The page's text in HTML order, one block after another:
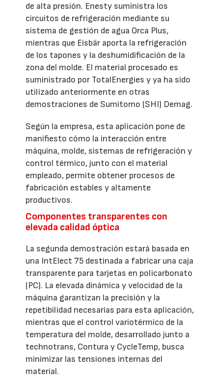
de alta presión. Enesty suministra los
circuitos de refrigeración mediante su
sistema de gestión de agua Orca Plus,
mientras que Eisbär aporta la refrigeración
de los tapones y la deshumidificación de la
zona del molde. El material procesado es
suministrado por TotalEnergies y ya ha sido
utilizado anteriormente en otras
demostraciones de Sumitomo (SHI) Demag.
Según la empresa, esta aplicación pone de
manifiesto cómo la interacción entre
máquina, molde, sistemas de refrigeración y
control térmico, junto con el material
empleado, permite obtener procesos de
fabricación estables y altamente
productivos.
Componentes transparentes con
elevada calidad óptica
La segunda demostración estará basada en
una IntElect 75 destinada a fabricar una caja
transparente para tarjetas en policarbonato
(PC). La elevada dinámica y velocidad de la
máquina garantizan la precisión y la
repetibilidad necesarias para esta aplicación,
mientras que el control variotérmico de la
temperatura del molde, desarrollado junto a
technotrans, Contura y CycleTemp, busca
minimizar las tensiones internas del
material.